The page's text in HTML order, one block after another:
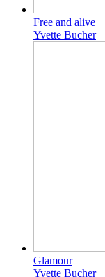
Free and alive
Yvette Bucher
Glamour
Yvette Bucher